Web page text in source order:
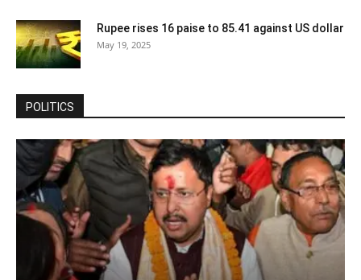
Rupee rises 16 paise to 85.41 against US dollar
May 19, 2025
POLITICS